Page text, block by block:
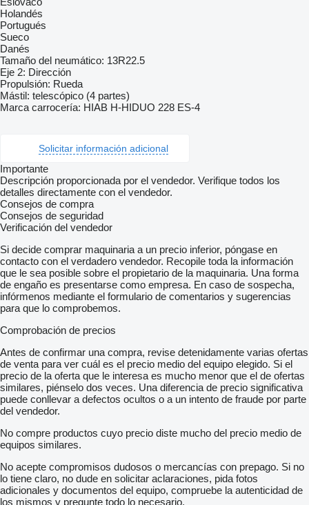
Holandés
Portugués
Sueco
Danés
Tamaño del neumático: 13R22.5
Eje 2: Dirección
Propulsión: Rueda
Mástil: telescópico (4 partes)
Marca carrocería: HIAB H-HIDUO 228 ES-4
Solicitar información adicional
Importante
Descripción proporcionada por el vendedor. Verifique todos los
detalles directamente con el vendedor.
Consejos de compra
Consejos de seguridad
Verificación del vendedor
Si decide comprar maquinaria a un precio inferior, póngase en
contacto con el verdadero vendedor. Recopile toda la información
que le sea posible sobre el propietario de la maquinaria. Una forma
de engaño es presentarse como empresa. En caso de sospecha,
infórmenos mediante el formulario de comentarios y sugerencias
para que lo comprobemos.
Comprobación de precios
Antes de confirmar una compra, revise detenidamente varias ofertas
de venta para ver cuál es el precio medio del equipo elegido. Si el
precio de la oferta que le interesa es mucho menor que el de ofertas
similares, piénselo dos veces. Una diferencia de precio significativa
puede conllevar a defectos ocultos o a un intento de fraude por parte
del vendedor.
No compre productos cuyo precio diste mucho del precio medio de
equipos similares.
No acepte compromisos dudosos o mercancías con prepago. Si no
lo tiene claro, no dude en solicitar aclaraciones, pida fotos
adicionales y documentos del equipo, compruebe la autenticidad de
los mismos y pregunte todo lo necesario.